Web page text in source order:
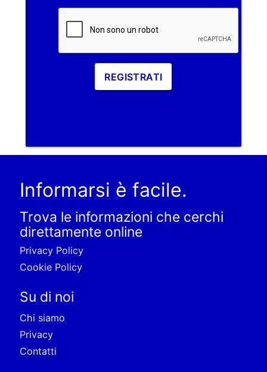
REGISTRATI
Informarsi è facile.
Trova le informazioni che cerchi
direttamente online
Privacy Policy
Cookie Policy
Su di noi
Chi siamo
Privacy
Contatti